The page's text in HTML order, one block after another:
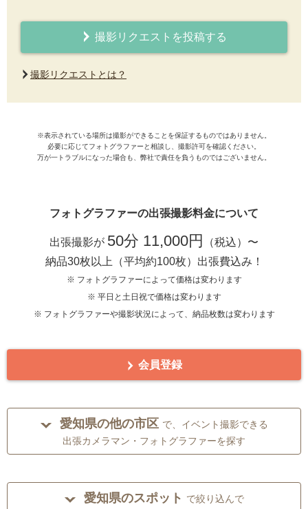
撮影リクエストを投稿する
撮影リクエストとは？
※表示されている場所は撮影ができることを保証するものではありません。
必要に応じてフォトグラファーと相談し、撮影許可を確認ください。
万が一トラブルになった場合も、弊社で責任を負うものではございません。
フォトグラファーの出張撮影料金について
出張撮影が 50分 11,000円
（税込）〜
納品30枚以上（平均約100枚）出張費込み！
※ フォトグラファーによって価格は変わります
※ 平日と土日祝で価格は変わります
※ フォトグラファーや撮影状況によって、納品枚数は変わります
会員登録
愛知県の他の市区 で、イベント撮影できる
出張カメラマン・フォトグラファーを探す
愛知県のスポット で絞り込んで